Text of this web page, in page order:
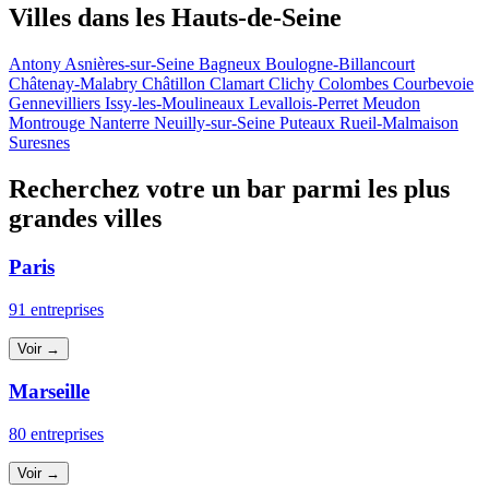
Villes dans les Hauts-de-Seine
Antony Asnières-sur-Seine Bagneux Boulogne-Billancourt
Châtenay-Malabry Châtillon Clamart Clichy Colombes Courbevoie
Gennevilliers Issy-les-Moulineaux Levallois-Perret Meudon
Montrouge Nanterre Neuilly-sur-Seine Puteaux Rueil-Malmaison
Suresnes
Recherchez votre un bar parmi les plus
grandes villes
Paris
91 entreprises
Voir →
Marseille
80 entreprises
Voir →